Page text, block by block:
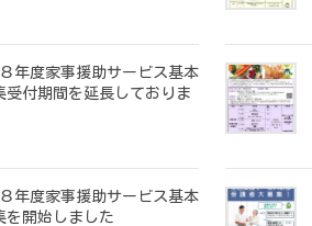
年度家事援助サービス基本
付期間を延長しておりま
年度家事援助サービス基本
開始しました